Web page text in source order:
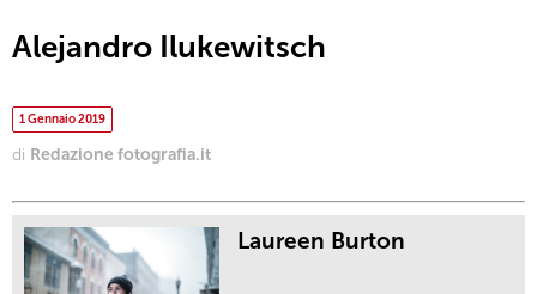
Alejandro Ilukewitsch
1 Gennaio 2019
di Redazione fotografia.it
Laureen Burton